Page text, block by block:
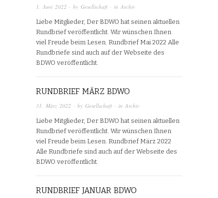
1. Juni 2022 · by Gesellschaft · in Archiv
Liebe Mitglieder, Der BDWO hat seinen aktuellen
Rundbrief veröffentlicht. Wir wünschen Ihnen
viel Freude beim Lesen. Rundbrief Mai 2022 Alle
Rundbriefe sind auch auf der Webseite des
BDWO veröffentlicht.
RUNDBRIEF MÄRZ BDWO
31. März 2022 · by Gesellschaft · in Archiv
Liebe Mitglieder, Der BDWO hat seinen aktuellen
Rundbrief veröffentlicht. Wir wünschen Ihnen
viel Freude beim Lesen. Rundbrief März 2022
Alle Rundbriefe sind auch auf der Webseite des
BDWO veröffentlicht.
RUNDBRIEF JANUAR BDWO